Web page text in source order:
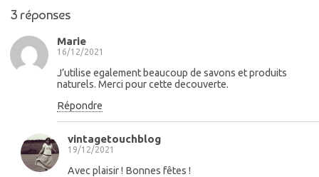
3 réponses
Marie
16/12/2021
J’utilise egalement beaucoup de savons et produits
naturels. Merci pour cette decouverte.
Répondre
vintagetouchblog
19/12/2021
Avec plaisir ! Bonnes fêtes !